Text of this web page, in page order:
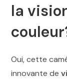
la
Oui, cette
innovante de